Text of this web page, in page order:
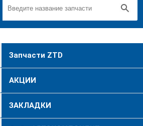
Запчасти ZTD
АКЦИИ
ЗАКЛАДКИ